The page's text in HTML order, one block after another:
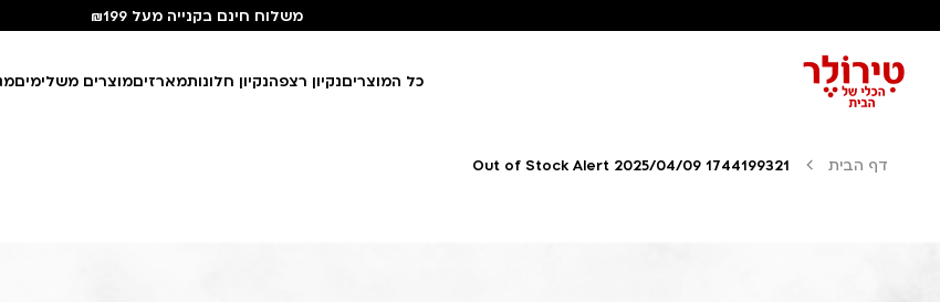
משלוח חינם בקנייה מעל ₪199
כל המוצריםנקיון רצפהנקיון חלונותמארזיםמוצרים משלימים
דף הבית Out of Stock Alert 2025/04/09 1744199321